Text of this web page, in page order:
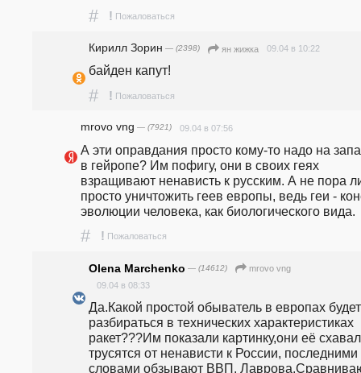
# ! Пожаловаться
Кирилл Зорин — (2398) ян жижка 09.04 в 10:22
байден капут!
# ! Пожаловаться
mrovo vng — (7921) 09.04 в 07:56
А эти оправдания просто кому-то надо на
в гейропе? Им пофигу, они в своих геях
взращивают ненависть к русским. А не пора
просто уничтожить геев европы, ведь геи -
эволюции человека, как биологического вида.
# ! Пожаловаться
Olena Marchenko — (14612)
mrovo vng
09.04 в 08:33
Да.Какой простой обыватель в европах будет
разбираться в технических характеристиках
ракет???Им показали картинку,они её
трусятся от ненависти к России, последними
словами обзывают ВВП,